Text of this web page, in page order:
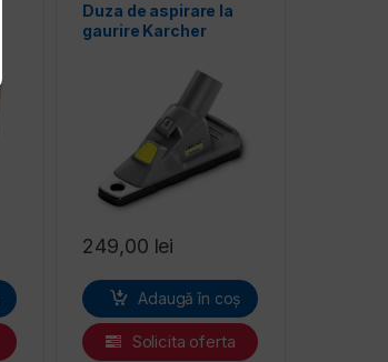
Duza de aspirare la
gaurire Karcher
249,00 lei
Adaugă în coș
Solicita oferta